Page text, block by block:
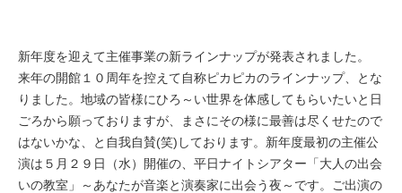
新年度を迎えて主催事業の新ラインナップが発表されました。
来年の開館１０周年を控えて自称ピカピカのラインナップ、とな
りました。地域の皆様にひろ～い世界を体感してもらいたいと日
ごろから願っておりますが、まさにその様に最善は尽くせたので
はないかな、と自我自賛(笑)しております。新年度最初の主催公
演は５月２９日（水）開催の、平日ナイトシアター「大人の出会
いの教室」～あなたが音楽と演奏家に出会う夜～です。ご出演の